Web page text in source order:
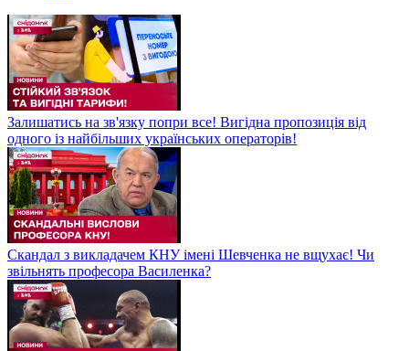
Залишатись на зв'язку попри все! Вигідна пропозиція від
одного із найбільших українських операторів!
Скандал з викладачем КНУ імені Шевченка не вщухає! Чи
звільнять професора Василенка?